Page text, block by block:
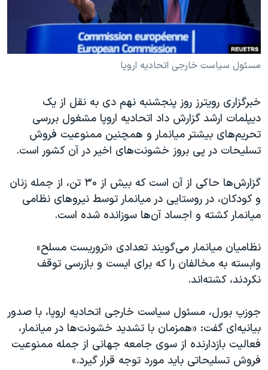
علم و فناوری
رمز مهسا
ورزش زنان در ایران
تریبونال مردمی آبان ۹۸
دادگاه حمید نوری
چهل سال گروگان‌گیری
اعتراضات مردمی آبان ۹۸
اسرائیل در جنگ
همایش محافظه‌کاران آمریکا «سی‌پک»
صفحه‌های ویژه
زبانهای مختلف
مسئول سیاست خارجی اتحادیه اروپا
خبرگزاری رویترز روز پنجشنبه نهم دی به نقل از یک
دیپلمات ارشد گزارش داد اتحادیه اروپا مشغول بررسی
تحریم‌های بیشتر میانمار و همچنین ممنوعیت فروش
تسلیحات در پی بروز خشونت‌های اخیر در آن کشور است.
گزارش‌ها حاکی از آن است که بیش از ۳۰ تن، از جمله زنان
و کودکان، در روستایی در میانمار توسط نیروهای نظامی
میانمار کشته و اجساد آن‌ها سوزانده شده است.
نظامیان میانمار می‌گویند تعدادی «تروریست مسلح»
وابسته به مخالفان را که برای ایست و بازرسی توقف
نکردند، کشته‌اند.
جوزپ بورل، مسئول سیاست خارجی اتحادیه اروپا، با صدور
بیانیه‌ای گفت:‌ «همزمان با تشدید خشونت‌ها در میانمار،
فعالیت بازدارنده از سوی جامعه جهانی از جمله ممنوعیت
فروش تسلیحاتی باید مورد توجه قرار گیرد.»